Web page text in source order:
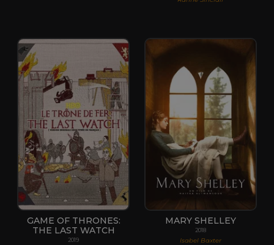
GAME OF THRONES:
THE LAST WATCH
2019
MARY SHELLEY
2018
Isabel Baxter